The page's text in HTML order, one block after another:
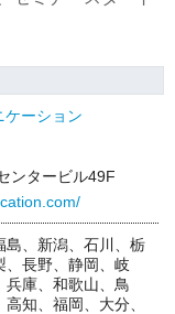
ケーション
ンタービル49F
島、新潟、石川、栃
、長野、静岡、岐
兵庫、和歌山、鳥
知、福岡、大分、